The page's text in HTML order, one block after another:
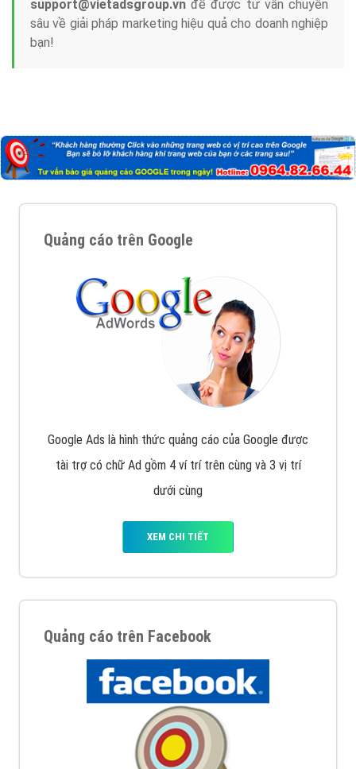
support@vietadsgroup.vn để được tư vấn chuyên
sâu về giải pháp marketing hiệu quả cho doanh nghiệp
bạn!
Quảng cáo trên Google
Google Ads là hình thức quảng cáo của Google được
tài trợ có chữ Ad gồm 4 ví trí trên cùng và 3 vị trí
dưới cùng
XEM CHI TIẾT
Quảng cáo trên Facebook